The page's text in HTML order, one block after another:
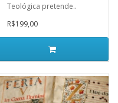
Teológica pretende..
R$199,00